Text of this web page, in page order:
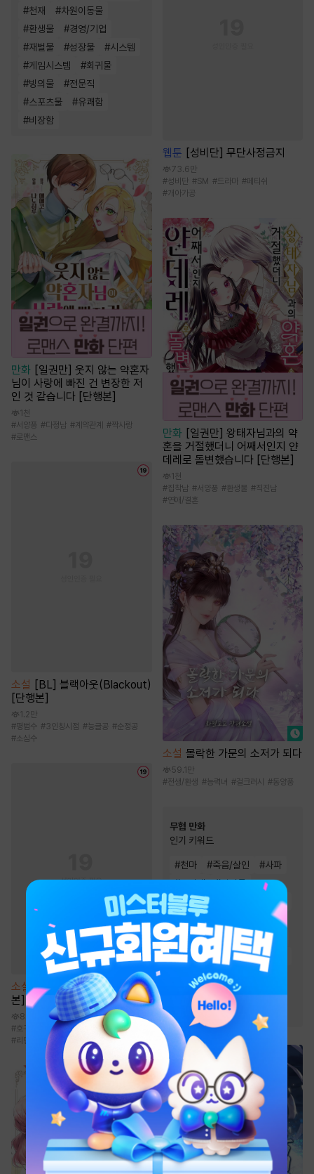
#천재 #차원이동물
#환생물 #경영/기업
#재벌물 #성장물 #시스템
#게임시스템 #회귀물
#빙의물 #전문직
#스포츠물 #유쾌함
#비장함
만화 [일권만] 웃지 않는 약혼자
님이 사랑에 빠진 건 변장한 저
인 것 같습니다 [단행본]
1천
#서양풍 #다정남 # 계약관계 #짝사랑
#로맨스
소설
[BL] 블랙아웃(Blackout)
[단행본]
1.2만
#평범수 #3인칭시점 #능글공 #순정공
#소심수
소설 [BL] 작업의 정석 [단행
본]
8.7천
#호구수 미남수 #절륜공 #후회공
#리맨물
웹툰 [성비단] 무단사정금지
73.6만
#성비단 #SM #드라마 #페티쉬
#개아가공
만화
[일권만] 왕태자님과의 약
혼을 거절했더니 어째서인지 얀
데레로 돌변했습니다 [단행본]
1천
#집착남 #서양풍 #환생물 #직진남
#연애/결혼
소설 몰락한 가문의 소저가 되다
59.1만
#전생/환생 #능력녀 #걸크러시 #동양풍
무협 만화
인기 키워드
#천마 #죽음/살인 #사파
#무림맹 #성장물
#소설원작
전쟁물
#마교 #
# 2024 정액제 무협 # 살수
#천하제일인 #복수 #정파
환생물 #복수물 #우정
2025 정액제 무협
먼치킨